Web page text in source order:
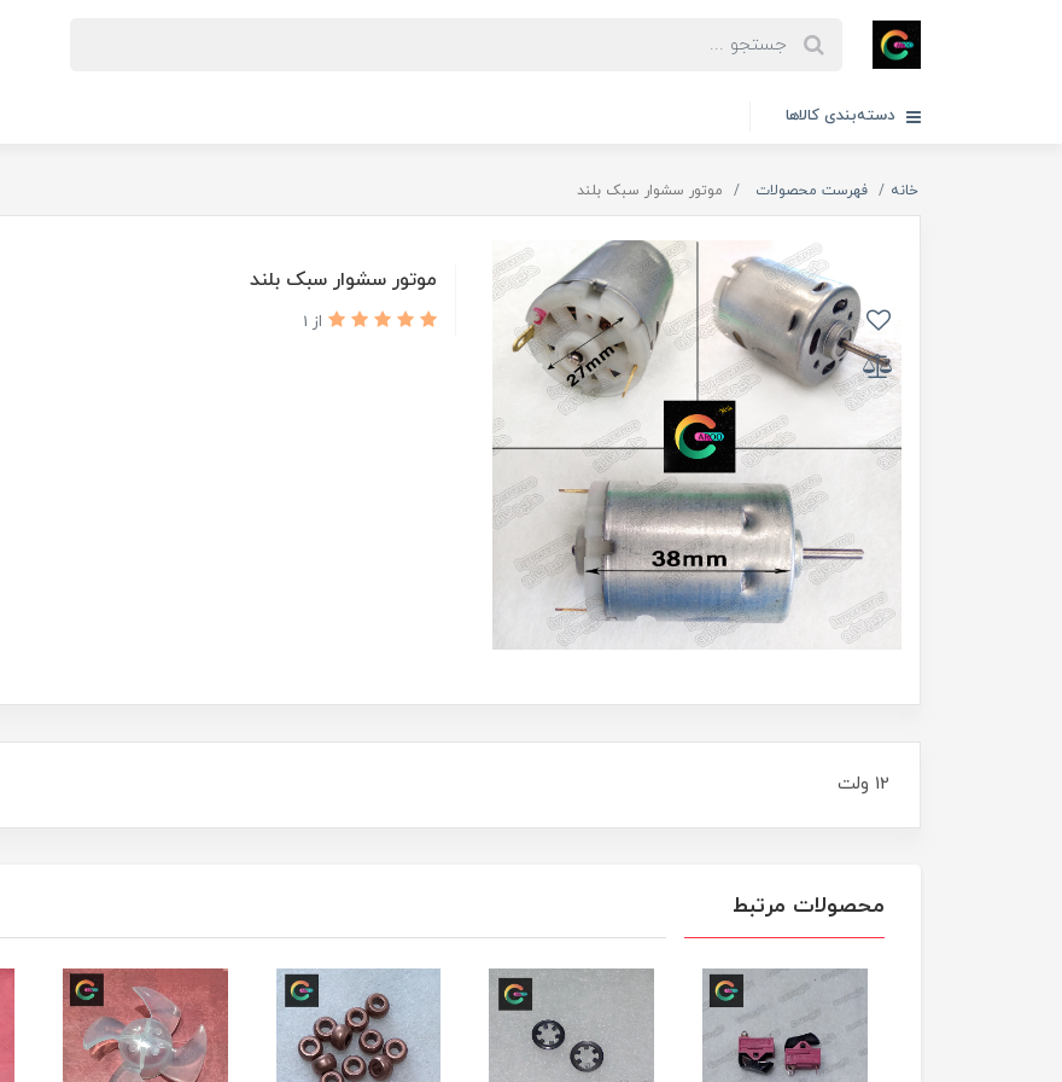
دسته‌بندی کالاها
خانه فهرست محصولات موتور سشوار سبک بلند
موتور سشوار سبک بلند
از 1
12 ولت
محصولات مرتبط